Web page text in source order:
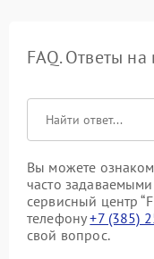
FAQ. Ответы
Вы можете
часто
сервисный центр
телефону+7 (385)
свой вопрос.